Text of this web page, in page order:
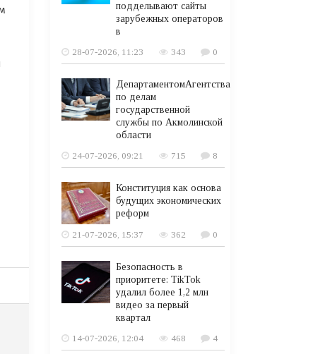
подделывают сайты
зарубежных операторов
в
28-07-2026, 11:23
343 0
ДепартаментомАгентства
по делам
государственной
службы по Акмолинской
области
24-07-2026, 09:21
715 8
Конституция как основа
будущих экономических
реформ
21-07-2026, 15:37
362 0
Безопасность в
приоритете: TikTok
удалил более 1,2 млн
видео за первый
квартал
14-07-2026, 12:04
468 4